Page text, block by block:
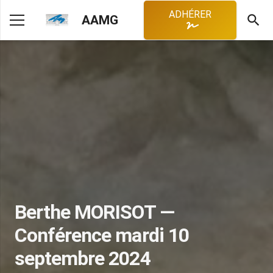
AAMG ADHÉRER search
Berthe MORISOT —
Conférence mardi 10
septembre 2024